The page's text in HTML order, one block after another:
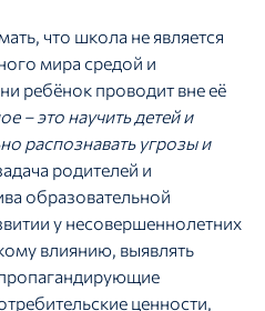
что школа не является
мира средой и
ребёнок проводит вне её
– это научить детей и
распознавать угрозы и
родителей и
образовательной
у несовершеннолетних
влиянию, выявлять
ценности,